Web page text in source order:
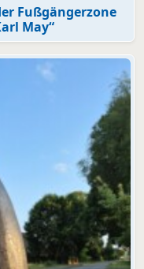
Fußgängerzone
May“